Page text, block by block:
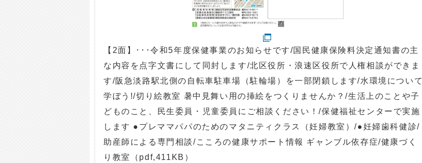
【2面】･･･令和5年度保健事業のお知らせです/国民健康保険料決定通知書の主
な内容を点字文書にして同封します/北区役所・浪速区役所で人権相談ができま
す/阪急淡路駅北側の自転車駐車場（駐輪場）を一部閉鎖します/水環境について
学ぼう!/切り絵教室 暑中見舞い用の挿絵をつくりませんか？/生活上のことや子
どものこと、民生委員・児童委員にご相談ください！/保健福祉センターで実施
します ●プレママパパのためのマタニティクラス（妊婦教室）/●妊婦歯科健診/
助産師による専門相談/こころの健康サポート情報 ギャンブル依存症/健康づく
り教室（pdf,411KB）